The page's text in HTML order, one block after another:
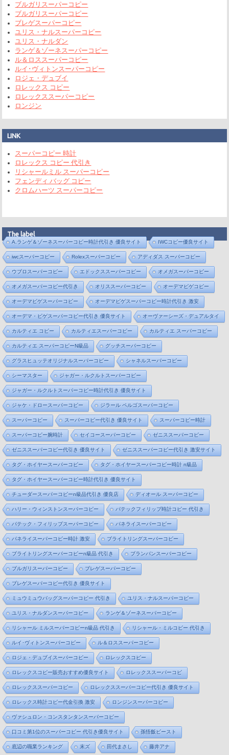
ブルガリスーパーコピー
ブルガリスーパーコピー
ブレゲスーパーコピー
ユリス・ナルスーパーコピー
ユリス・ナルダン
ランゲ＆ゾーネスーパーコピー
ル＆ロススーパーコピー
ルイ･ヴィトンスーパーコピー
ロジェ・デュブイ
ロレックス コピー
ロレックススーパーコピー
ロンジン
LINK
スーパーコピー 時計
ロレックス コピー 代引き
リシャールミル スーパーコピー
フェンディ バッグ コピー
クロムハーツ スーパーコピー
The label
A.ランゲ＆ゾーネスーパーコピー時計代引き 優良サイト IWCコピー優良サイト
iwcスーパーコピー Rolexスーパーコピー アディダス スーパーコピー
ウブロスーパーコピー エドックススーパーコピー オメガスーパーコピー
オメガスーパーコピー代引き オリススーパーコピー オーデマピゲコピー
オーデマピゲスーパーコピー オーデマピゲスーパーコピー時計代引き 激安
オーデマ・ピゲスーパーコピー代引き 優良サイト オーヴァーシーズ・デュアルタイ
カルティエ コピー カルティエスーパーコピー カルティエ スーパーコピー
カルティエ スーパーコピーN級品 グッチスーパーコピー
グラスヒュッテオリジナルスーパーコピー シャネルスーパーコピー
シーマスター ジャガー・ルクルトスーパーコピー
ジャガー・ルクルトスーパーコピー時計代引き 優良サイト
ジャケ・ドロースーパーコピー ジラール ペルゴスーパーコピー
スーパーコピー スーパーコピー代引き 優良サイト スーパーコピー時計
スーパーコピー腕時計 セイコースーパーコピー ゼニススーパーコピー
ゼニススーパーコピー代引き 優良サイト ゼニススーパーコピー代引き 激安サイト
タグ・ホイヤースーパーコピー タグ・ホイヤースーパーコピー時計 n級品
タグ・ホイヤースーパーコピー時計代引き 優良サイト
チューダースーパーコピーn級品代引き 優良店 ディオール スーパーコピー
ハリー・ウィンストンスーパーコピー パテックフィリップ時計コピー 代引き
パテック・フィリップスーパーコピー パネライスーパーコピー
パネライスーパーコピー時計 激安 ブライトリングスーパーコピー
ブライトリングスーパーコピーn級品 代引き ブランパンスーパーコピー
ブルガリスーパーコピー ブレゲスーパーコピー
ブレゲスーパーコピー代引き 優良サイト
ミュウミュウバッグスーパーコピー 代引き ユリス・ナルスーパーコピー
ユリス・ナルダンスーパーコピー ランゲ＆ゾーネスーパーコピー
リシャール ミルスーパーコピーn級品 代引き リシャール・ミルコピー 代引き
ルイ･ヴィトンスーパーコピー ル＆ロススーパーコピー
ロジェ・デュブイスーパーコピー ロレックスコピー
ロレックスコピー販売おすすめ優良サイト ロレックススーパーコピ
ロレックススーパーコピー ロレックススーパーコピー代引き 優良サイト
ロレックス時計コピー代金引換 激安 ロンジンスーパーコピー
ヴァシュロン・コンスタンタンスーパーコピー
口コミ第1位のスーパーコピー 代引き優良サイト 孫悟飯ビースト
底辺の職業ランキング 末ズ 田代まさし 藤井アナ